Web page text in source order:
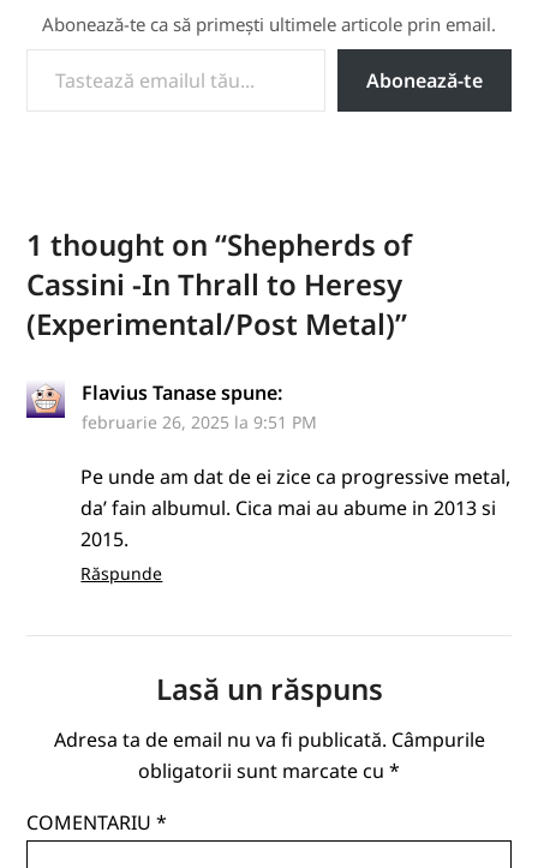
Abonează-te ca să primești ultimele articole prin email.
TASTEAZĂ EMAILUL TĂU...
Abonează-te
1 thought on “Shepherds of
Cassini -In Thrall to Heresy
(Experimental/Post Metal)”
Flavius Tanase spune:
februarie 26, 2025 la 9:51 PM
Pe unde am dat de ei zice ca progressive metal,
da’ fain albumul. Cica mai au abume in 2013 si
2015.
Răspunde
Lasă un răspuns
Adresa ta de email nu va fi publicată. Câmpurile
obligatorii sunt marcate cu *
COMENTARIU*